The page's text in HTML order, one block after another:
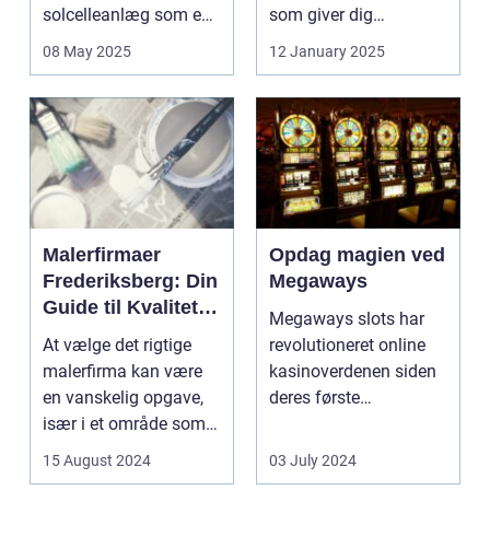
solcelleanlæg som en
bæred...
08 May 2025
som giver dig
mulighed for ...
12 January 2025
Malerfirmaer
Frederiksberg: Din
Guide til Kvalitet
og Service
At vælge det rigtige
malerfirma kan være
en vanskelig opgave,
især i et område som
Frederiksberg, hv...
15 August 2024
Opdag magien ved
Megaways
Megaways slots har
revolutioneret online
kasinoverdenen siden
deres første
spillea...
03 July 2024